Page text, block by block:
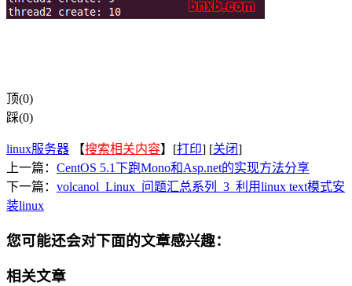
顶(0)
踩(0)
linux服务器 【搜索相关内容】[打印] [关闭]
上一篇： CentOS 5.1下跑Mono和Asp.net的实现方法分享
下一篇： volcanol_Linux_问题汇总系列_3_利用linux text模式安
装linux
您可能还会对下面的文章感兴趣：
相关文章